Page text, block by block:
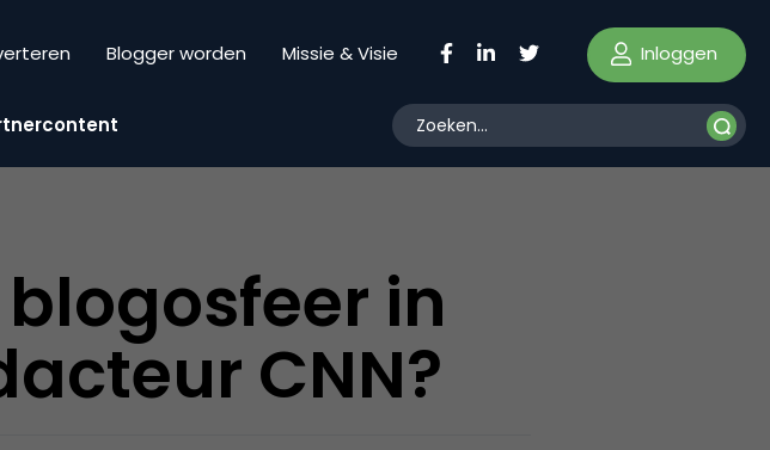
Blogger worden Missie & Visie Inloggen
in
CNN?